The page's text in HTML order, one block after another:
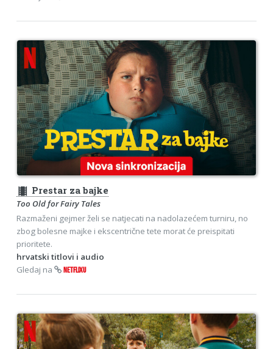
theaters Prestar za bajke
Too Old for Fairy Tales
Razmaženi gejmer želi se natjecati na nadolazećem turniru, no
zbog bolesne majke i ekscentrične tete morat će preispitati
prioritete.
hrvatski titlovi i audio
Gledaj na
NETFLIXU